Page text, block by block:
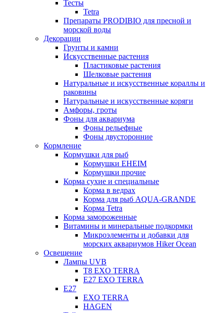
Тесты
Tetra
Препараты PRODIBIO для пресной и
морской воды
Декорации
Грунты и камни
Искусственные растения
Пластиковые растения
Шелковые растения
Натуральные и искусственные кораллы и
раковины
Натуральные и искусственные коряги
Амфоры, гроты
Фоны для аквариума
Фоны рельефные
Фоны двусторонние
Кормление
Кормушки для рыб
Кормушки EHEIM
Кормушки прочие
Корма сухие и специальные
Корма в ведрах
Корма для рыб AQUA-GRANDE
Корма Tetra
Корма замороженные
Витамины и минеральные подкормки
Микроэлементы и добавки для
морских аквариумов Hiker Ocean
Освещение
Лампы UVB
Т8 EXO TERRA
Е27 EXO TERRA
Е27
EXO TERRA
HAGEN